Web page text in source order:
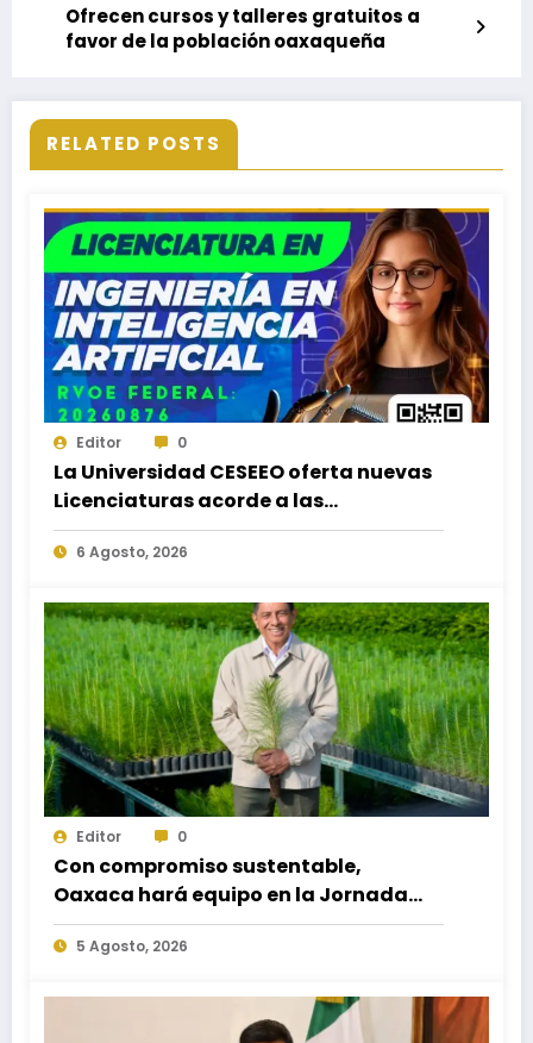
Ofrecen cursos y talleres gratuitos a
favor de la población oaxaqueña
RELATED POSTS
Editor 0
La Universidad CESEEO oferta nuevas
Licenciaturas acorde a las
necesidades educativas de los
egresados de escuelas del nivel medio
6 Agosto, 2026
Editor 0
Con compromiso sustentable,
Oaxaca hará equipo en la Jornada
Nacional de Reforestación 2026
5 Agosto, 2026